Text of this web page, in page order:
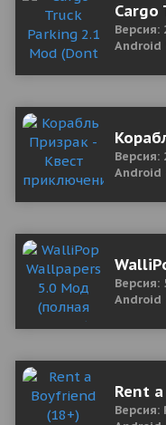
Версия:
Android
Версия:
Android
Версия:
Android
Rent
Версия: